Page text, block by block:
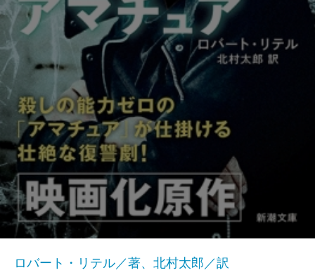
ロバート・リテル／著、北村太郎／訳